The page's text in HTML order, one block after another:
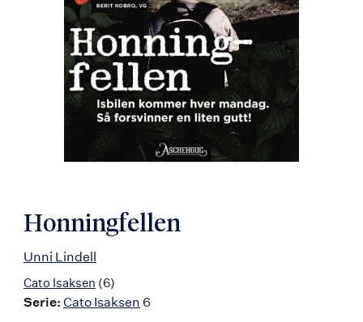
Honningfellen
Unni Lindell
Cato Isaksen (6)
Serie: Cato Isaksen 6